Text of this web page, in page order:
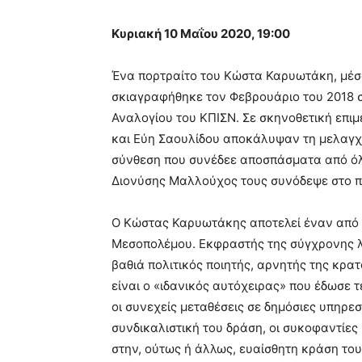
Κυριακή 10 Μαΐου 2020, 19:00
Ένα πορτραίτο του Κώστα Καρυωτάκη,
σκιαγραφήθηκε τον Φεβρουάριο του
Αναλογίου του ΚΠΙΣΝ. Σε σκηνοθετική
και Εύη Σαουλίδου αποκάλυψαν τη
σύνθεση που συνέδεε αποσπάσματα από
Διονύσης Μαλλούχος τους συνόδεψε στο
Ο Κώστας Καρυωτάκης αποτελεί έναν από
Μεσοπολέμου. Εκφραστής της σύγχρονης
βαθιά πολιτικός ποιητής, αρνητής της
είναι ο «ιδανικός αυτόχειρας» που
οι συνεχείς μεταθέσεις σε δημόσιες
συνδικαλιστική του δράση, οι
στην, ούτως ή άλλως, ευαίσθητη κράση